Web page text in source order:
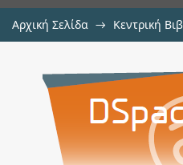
Αρχική Σελίδα → Κεντρική
Σχεδιασμός
χάλυβα